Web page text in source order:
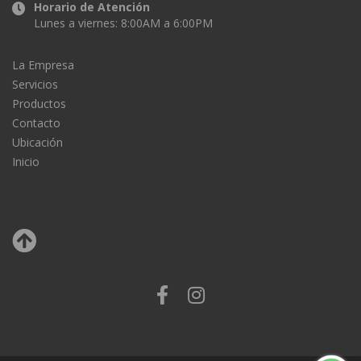
Horario de Atención
Lunes a viernes: 8:00AM a 6:00PM
La Empresa
Servicios
Productos
Contacto
Ubicación
Inicio